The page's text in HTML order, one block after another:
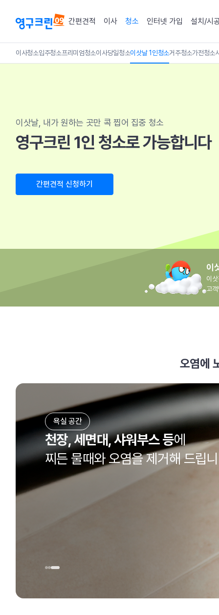
간편견적 이사 청소
이사청소입주청소프리미엄청소이사당일청소이삿날 1인청소거주청소가전청소
인터넷 가입 설치/시
이삿날, 내가 원하는 곳만 콕 찝어 집중 청소
영구크린 1인 청소로 가능합니다
간편견적 신청하기
이
이
고
오염에
욕실 공간
천장, 세면대, 샤워부스 등에
찌든 물때와 오염을 제거해 드립